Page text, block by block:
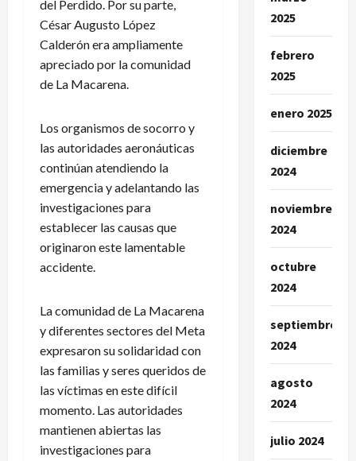
del Perdido. Por su parte,
César Augusto López
Calderón era ampliamente
apreciado por la comunidad
de La Macarena.
Los organismos de socorro y
las autoridades aeronáuticas
continúan atendiendo la
emergencia y adelantando las
investigaciones para
establecer las causas que
originaron este lamentable
accidente.
La comunidad de La Macarena
y diferentes sectores del Meta
expresaron su solidaridad con
las familias y seres queridos de
las víctimas en este difícil
momento. Las autoridades
mantienen abiertas las
investigaciones para
2025
febrero
2025
enero 2025
diciembre
2024
noviembre
2024
octubre
2024
septiembre
2024
agosto
2024
julio 2024